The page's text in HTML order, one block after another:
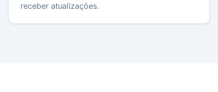
receber atualizações.